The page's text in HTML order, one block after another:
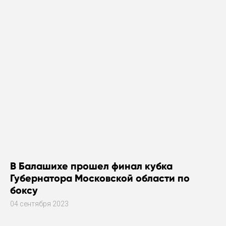
В Балашихе прошел финал кубка
Губернатора Московской области по
боксу
04 сентября 2023